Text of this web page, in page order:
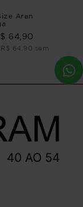
Aran
64,90
64,90 sem